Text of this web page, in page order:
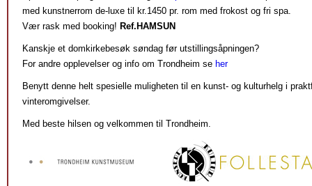
med kunstnerrom de-luxe til kr.1450 pr. rom med frokost og fri spa.
Vær rask med booking! Ref.HAMSUN
Kanskje et domkirkebesøk søndag før utstillingsåpningen?
For andre opplevelser og info om Trondheim se her
Benytt denne helt spesielle muligheten til en kunst- og kulturhelg i
vinteromgivelser.
Med beste hilsen og velkommen til Trondheim.